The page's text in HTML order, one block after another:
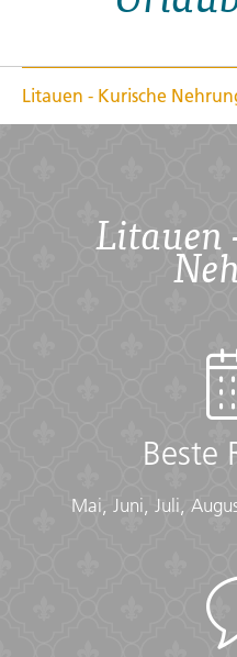
Litauen - Kurische
Litauen
Beste
Mai, Juni, Juli,